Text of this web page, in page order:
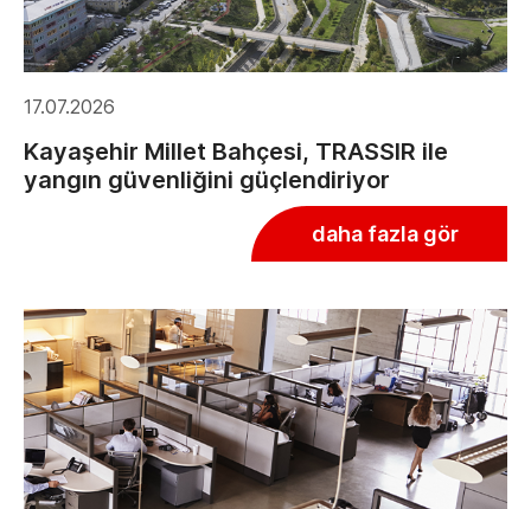
17.07.2026
Kayaşehir Millet Bahçesi, TRASSIR ile
yangın güvenliğini güçlendiriyor
daha fazla gör